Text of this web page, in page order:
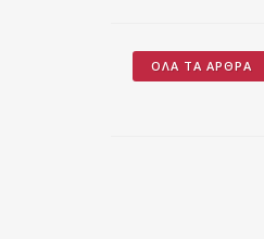
ΌΛΑ ΤΑ ΆΡΘΡΑ